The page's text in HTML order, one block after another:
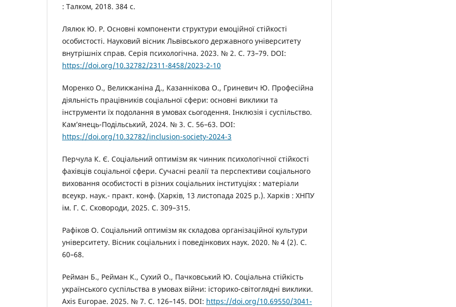
: Талком, 2018. 384 с.
Лялюк Ю. Р. Основні компоненти структури емоційної стійкості
особистості. Науковий вісник Львівського державного університету
внутрішніх справ. Серія психологічна. 2023. № 2. С. 73–79. DOI:
https://doi.org/10.32782/2311-8458/2023-2-10
Моренко О., Великжаніна Д., Казаннікова О., Гриневич Ю. Професійна
діяльність працівників соціальної сфери: основні виклики та
інструменти їх подолання в умовах сьогодення. Інклюзія і суспільство.
Кам’янець-Подільський, 2024. № 3. С. 56–63. DOI:
https://doi.org/10.32782/inclusion-society-2024-3
Перчула К. Є. Соціальний оптимізм як чинник психологічної стійкості
фахівців соціальної сфери. Сучасні реалії та перспективи соціального
виховання особистості в різних соціальних інституціях : матеріали
всеукр. наук.- практ. конф. (Харків, 13 листопада 2025 р.). Харків : ХНПУ
ім. Г. С. Сковороди, 2025. С. 309–315.
Рафіков О. Соціальний оптимізм як складова організаційної культури
університету. Вісник соціальних і поведінкових наук. 2020. № 4 (2). С.
60–68.
Рейман Б., Рейман К., Сухий О., Пачковський Ю. Соціальна стійкість
українського суспільства в умовах війни: історико-світоглядні виклики.
Axis Europae. 2025. № 7. С. 126–145. DOI: https://doi.org/10.69550/3041-